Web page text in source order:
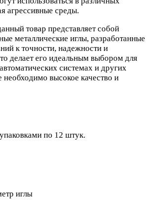
агрессивные среды.
товар представляет собой
металлические иглы, разработанные
к точности, надежности и
делает его идеальным выбором для
системах и других
необходимо высокое качество и
по 12 штук.
иглы